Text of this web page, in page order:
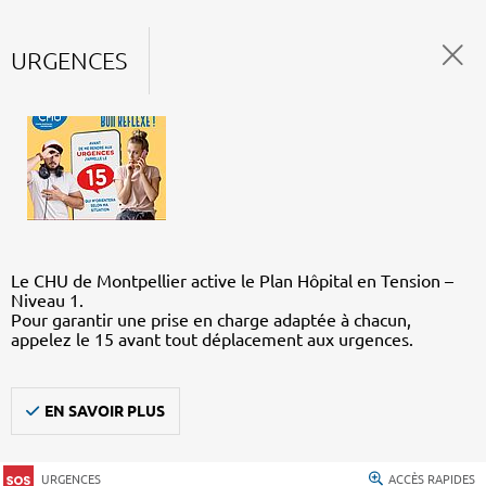
URGENCES
Le CHU de Montpellier active le Plan Hôpital en Tension –
Niveau 1.
Pour garantir une prise en charge adaptée à chacun,
appelez le 15 avant tout déplacement aux urgences.
EN SAVOIR PLUS
URGENCES ACCÈS RAPIDES